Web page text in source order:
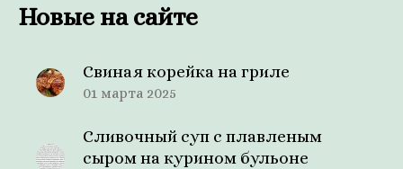
Новые на сайте
Свиная корейка на гриле
01 марта 2025
Сливочный суп с плавленым
сыром на курином бульоне